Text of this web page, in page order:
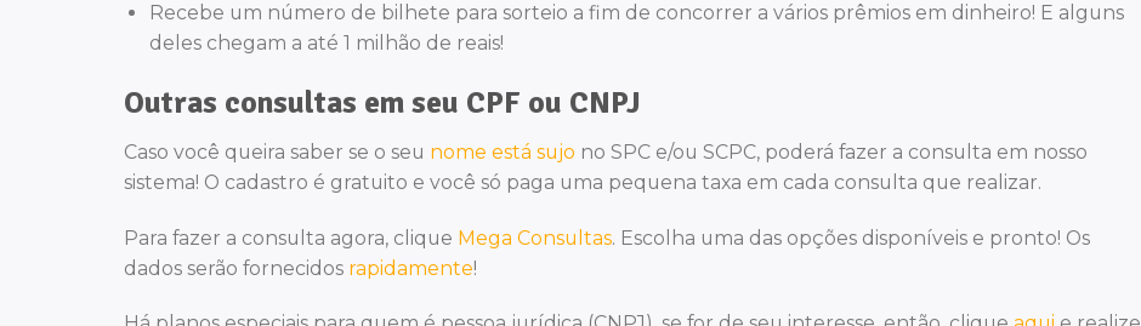
Recebe um número de bilhete para sorteio a fim de concorrer a vários prêmios em dinheiro! E alguns
deles chegam a até 1 milhão de reais!
Outras consultas em seu CPF ou CNPJ
Caso você queira saber se o seu nome está sujo no SPC e/ou SCPC, poderá fazer a consulta em nosso
sistema! O cadastro é gratuito e você só paga uma pequena taxa em cada consulta que realizar.
Para fazer a consulta agora, clique Mega Consultas. Escolha uma das opções disponíveis e pronto! Os
dados serão fornecidos rapidamente!